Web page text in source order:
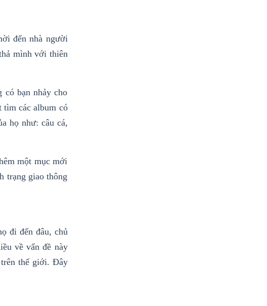
đến nhà người
mình với thiên
có bạn nhảy cho
tìm các album có
họ như: câu cá,
một mục mới
trạng giao thông
đi đến đâu, chủ
về vấn đề này
trên thế giới. Đây